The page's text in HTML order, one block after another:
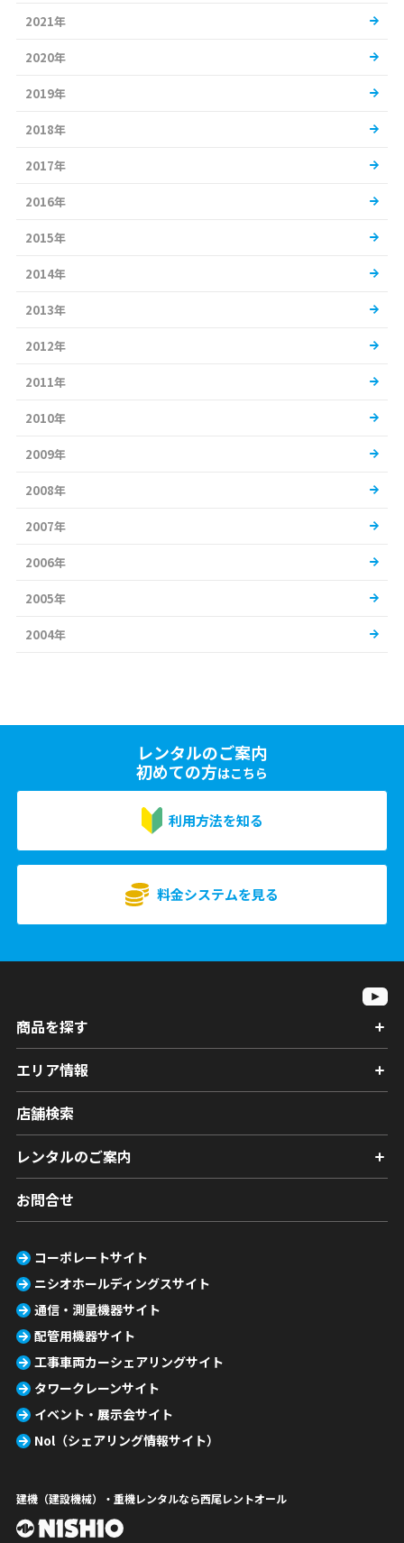
2021年
2020年
2019年
2018年
2017年
2016年
2015年
2014年
2013年
2012年
2011年
2010年
2009年
2008年
2007年
2006年
2005年
2004年
レンタルのご案内
初めての方はこちら
利用方法を知る
料金システムを見る
商品を探す
エリア情報
店舗検索
レンタルのご案内
お問合せ
コーポレートサイト
ニシオホールディングスサイト
通信・測量機器サイト
配管用機器サイト
工事車両カーシェアリングサイト
タワークレーンサイト
イベント・展示会サイト
Nol（シェアリング情報サイト）
建機（建設機械）・重機レンタルなら西尾レントオール